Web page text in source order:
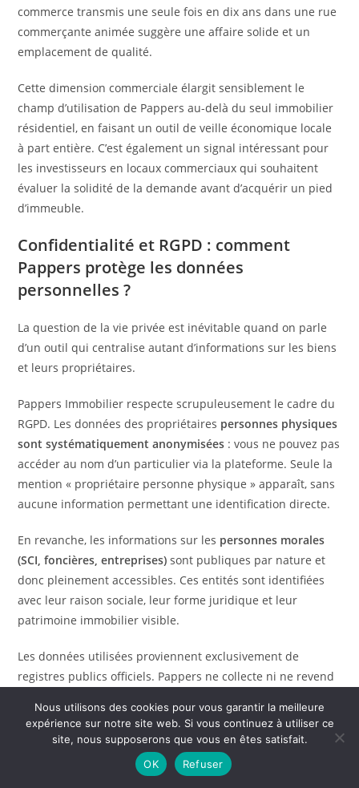
commerce transmis une seule fois en dix ans dans une rue
commerçante animée suggère une affaire solide et un
emplacement de qualité.
Cette dimension commerciale élargit sensiblement le
champ d’utilisation de Pappers au-delà du seul immobilier
résidentiel, en faisant un outil de veille économique locale
à part entière. C’est également un signal intéressant pour
les investisseurs en locaux commerciaux qui souhaitent
évaluer la solidité de la demande avant d’acquérir un pied
d’immeuble.
Confidentialité et RGPD : comment
Pappers protège les données
personnelles ?
La question de la vie privée est inévitable quand on parle
d’un outil qui centralise autant d’informations sur les biens
et leurs propriétaires.
Pappers Immobilier respecte scrupuleusement le cadre du
RGPD. Les données des propriétaires personnes physiques
sont systématiquement anonymisées : vous ne pouvez pas
accéder au nom d’un particulier via la plateforme. Seule la
mention « propriétaire personne physique » apparaît, sans
aucune information permettant une identification directe.
En revanche, les informations sur les personnes morales
(SCI, foncières, entreprises) sont publiques par nature et
donc pleinement accessibles. Ces entités sont identifiées
avec leur raison sociale, leur forme juridique et leur
patrimoine immobilier visible.
Les données utilisées proviennent exclusivement de
registres publics officiels. Pappers ne collecte ni ne revend
consultation reste anonyme et ne nécessite aucune
création de compte.
Cette transparence sur les choix éthiques de la plateforme
Nous utilisons des cookies pour vous garantir la meilleure
expérience sur notre site web. Si vous continuez à utiliser ce
site, nous supposerons que vous en êtes satisfait.
OK
Refuser